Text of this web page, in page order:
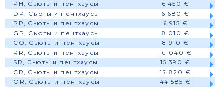
PH, Сьюты и пентхаусы
6 450 €
DP, Сьюты и пентхаусы
6 680 €
PP, Сьюты и пентхаусы
6 915 €
GP, Сьюты и пентхаусы
8 010 €
CO, Сьюты и пентхаусы
8 910 €
RR, Сьюты и пентхаусы
10 040 €
SR, Сьюты и пентхаусы
15 390 €
CR, Сьюты и пентхаусы
17 820 €
OR, Сьюты и пентхаусы
44 585 €